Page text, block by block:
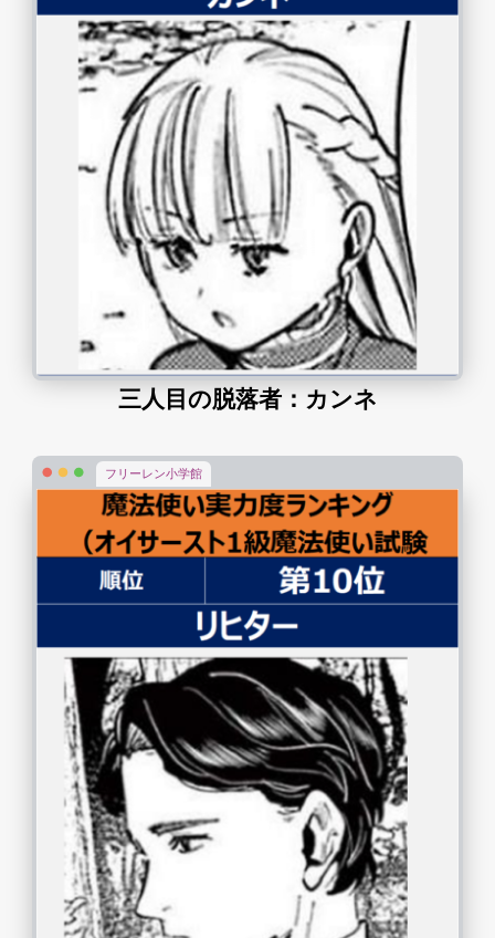
三人目の脱落者：カンネ
フリーレン小学館